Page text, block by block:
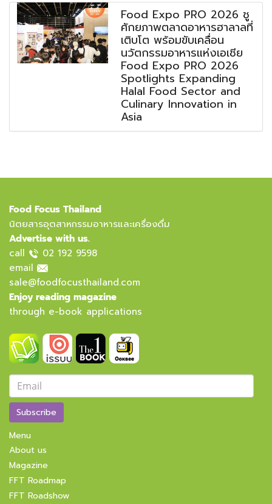
Food Expo PRO 2026 ชู
ศักยภาพตลาดอาหารฮาลาลที่
เติบโต พร้อมขับเคลื่อน
นวัตกรรมอาหารแห่งเอเชีย
Food Expo PRO 2026
Spotlights Expanding
Halal Food Sector and
Culinary Innovation in
Asia
Food Focus Thailand
นิตยสารอุตสาหกรรมอาหารและเครื่องดื่ม
Advertise with us.
call
02 192 9598
email
sale@foodfocusthailand.com
Enjoy reading magazine
through e-book applications
Subscribe
Menu
About us
Magazine
FFT Roadmap
FFT Roadshow